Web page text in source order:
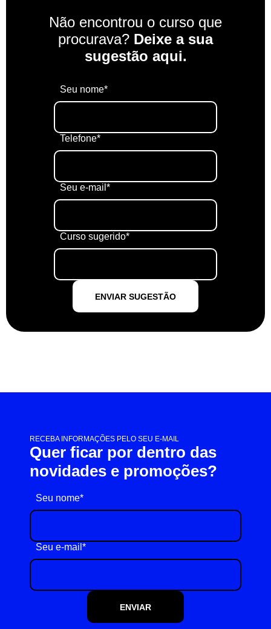
Não encontrou o curso que
procurava? Deixe a sua
sugestão aqui.
Seu nome*
Telefone*
Seu e-mail*
Curso sugerido*
ENVIAR SUGESTÃO
RECEBA INFORMAÇÕES PELO SEU E-MAIL
Quer ficar por dentro das
novidades e promoções?
Seu nome*
Seu e-mail*
ENVIAR